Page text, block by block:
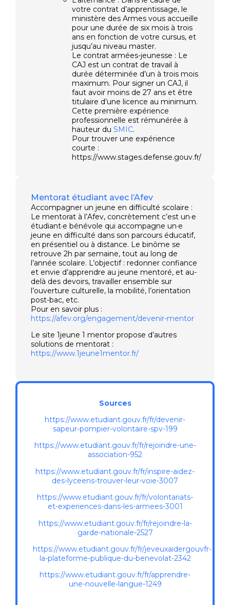
votre contrat d’apprentissage, le
ministère des Armes vous accueille
pour une durée de six mois à trois
ans en fonction de votre cursus, et
jusqu’au niveau master.
Le contrat armées-jeunesse : Le
CAJ est un contrat de travail à
durée déterminée d’un à trois mois
maximum. Pour signer un CAJ, il
faut avoir moins de 27 ans et être
titulaire d’une licence au minimum.
Cette première expérience
professionnelle est rémunérée à
hauteur du SMIC.
Pour trouver une expérience
courte :
https://www.stages.defense.gouv.fr/
Mentorat étudiant avec l’Afev
Accompagner un jeune en difficulté scolaire :
Le mentorat à l’Afev, concrètement c’est un·e
étudiant·e bénévole qui accompagne un·e
jeune en difficulté dans son parcours éducatif,
en présentiel ou à distance. Le binôme se
retrouve 2h par semaine, tout au long de
l’année scolaire. L’objectif : redonner confiance
et envie d’apprendre au jeune mentoré, et au-
delà des devoirs, travailler ensemble sur
l’ouverture culturelle, la mobilité, l’orientation
post-bac, etc.
Pour en savoir plus :
https://afev.org/engagement/devenir-mentor
Le site 1jeune 1 mentor propose d’autres
solutions de mentorat :
https://www.1jeune1mentor.fr/
Sources
https://www.etudiant.gouv.fr/fr/devenir-
sapeur-pompier-volontaire-spv-199
https://www.etudiant.gouv.fr/fr/rejoindre-une-
association-952
https://www.etudiant.gouv.fr/fr/inspire-aidez-
des-lyceens-trouver-leur-voie-3007
https://www.etudiant.gouv.fr/fr/volontariats-
et-experiences-dans-les-armees-3001
https://www.etudiant.gouv.fr/fr/rejoindre-la-
garde-nationale-2527
https://www.etudiant.gouv.fr/fr/jeveuxaidergouvfr-
la-plateforme-publique-du-benevolat-2342
https://www.etudiant.gouv.fr/fr/apprendre-
une-nouvelle-langue-1249